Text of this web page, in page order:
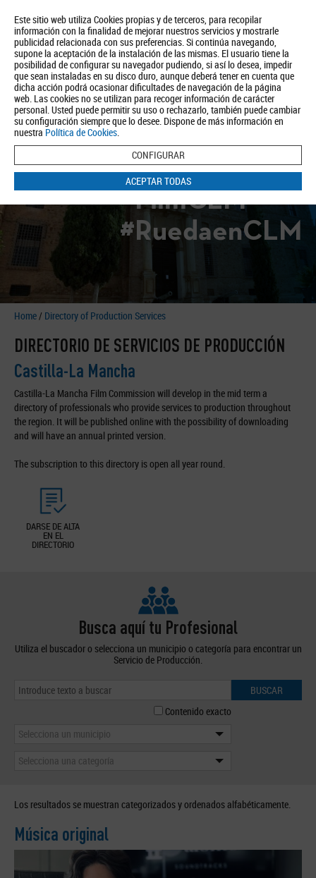
Este sitio web utiliza Cookies propias y de terceros, para recopilar
información con la finalidad de mejorar nuestros servicios y mostrarle
publicidad relacionada con sus preferencias. Si continúa navegando,
supone la aceptación de la instalación de las mismas. El usuario tiene la
posibilidad de configurar su navegador pudiendo, si así lo desea, impedir
que sean instaladas en su disco duro, aunque deberá tener en cuenta que
dicha acción podrá ocasionar dificultades de navegación de la página
web. Las cookies no se utilizan para recoger información de carácter
personal. Usted puede permitir su uso o rechazarlo, también puede cambiar
su configuración siempre que lo desee. Dispone de más información en
nuestra Política de Cookies.
CONFIGURAR
ACEPTAR TODAS
About us Tourism Política de Privacidad Aviso Legal Política de Cookies
BUSCAR
#FilmCLM
#RuedaenCLM
Home/ Directory of Production Services
DIRECTORIO DE SERVICIOS DE PRODUCCIÓN
Castilla-La Mancha
Castilla-La Mancha Film Commission will develop in the mid term a
directory of professionals who provide services to production throughout
the region. It will be published online with the possibility of downloading
and will have an annual printed version.
The subscription to this directory is open all year round.
DARSE DE ALTA
EN EL
DIRECTORIO
Busca aquí tu Profesional
Utiliza el buscador o selecciona un municipio o categoría para encontrar un
Servicio de Producción.
BUSCAR
Contenido exacto
Selecciona un municipio
Selecciona una categoría
Los resultados se muestran categorizados y ordenados alfabéticamente.
Música original